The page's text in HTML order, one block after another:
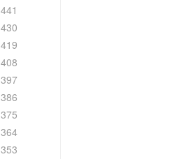
441
430
419
408
397
386
375
364
353